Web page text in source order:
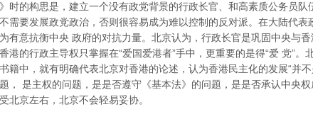
时的构思是，建立一个没有政党背景的行政长官、和高素质公务员队
需要发展政党政治，否则很容易成为难以控制的反对派。在大陆代表
有意抗衡中央 政府的对抗力量。北京认为，行政长官是巩固中央与
港的行政主导权只掌握在“爱国爱港者”手中，更重要的是得“爱 党”。
籍中，就有明确代表北京对香港的论述，认为香港民主化的发展“并不
， 是主权的问题，是是否遵守《基本法》的问题，是是否承认中央权
北京左右，北京不会轻易妥协。